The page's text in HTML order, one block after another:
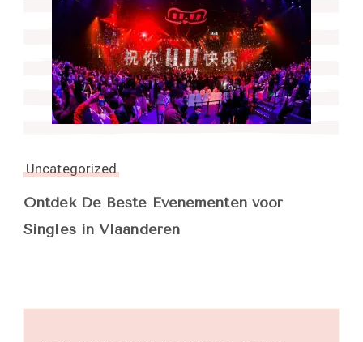
Uncategorized
Ontdek De Beste Evenementen voor
Singles in Vlaanderen